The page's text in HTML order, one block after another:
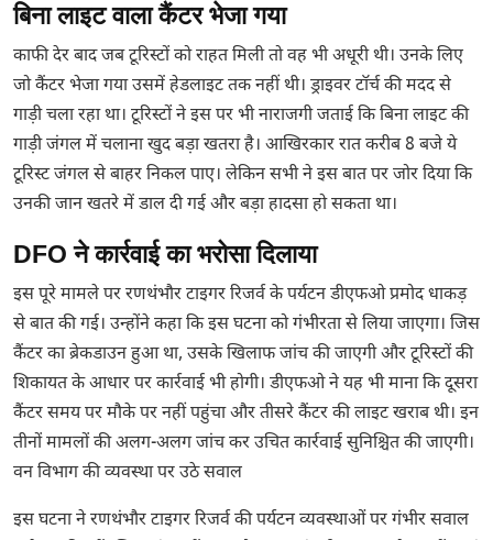
बिना लाइट वाला कैंटर भेजा गया
काफी देर बाद जब टूरिस्टों को राहत मिली तो वह भी अधूरी थी। उनके लिए
जो कैंटर भेजा गया उसमें हेडलाइट तक नहीं थी। ड्राइवर टॉर्च की मदद से
गाड़ी चला रहा था। टूरिस्टों ने इस पर भी नाराजगी जताई कि बिना लाइट की
गाड़ी जंगल में चलाना खुद बड़ा खतरा है। आखिरकार रात करीब 8 बजे ये
टूरिस्ट जंगल से बाहर निकल पाए। लेकिन सभी ने इस बात पर जोर दिया कि
उनकी जान खतरे में डाल दी गई और बड़ा हादसा हो सकता था।
DFO ने कार्रवाई का भरोसा दिलाया
इस पूरे मामले पर रणथंभौर टाइगर रिजर्व के पर्यटन डीएफओ प्रमोद धाकड़
से बात की गई। उन्होंने कहा कि इस घटना को गंभीरता से लिया जाएगा। जिस
कैंटर का ब्रेकडाउन हुआ था, उसके खिलाफ जांच की जाएगी और टूरिस्टों की
शिकायत के आधार पर कार्रवाई भी होगी। डीएफओ ने यह भी माना कि दूसरा
कैंटर समय पर मौके पर नहीं पहुंचा और तीसरे कैंटर की लाइट खराब थी। इन
तीनों मामलों की अलग-अलग जांच कर उचित कार्रवाई सुनिश्चित की जाएगी।
वन विभाग की व्यवस्था पर उठे सवाल
इस घटना ने रणथंभौर टाइगर रिजर्व की पर्यटन व्यवस्थाओं पर गंभीर सवाल